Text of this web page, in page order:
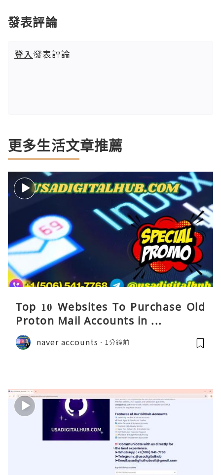
發表評論
登入發表評論
更多生活文章推薦
Top 10 Websites To Purchase Old
Proton Mail Accounts in ...
naver accounts 1分鐘前